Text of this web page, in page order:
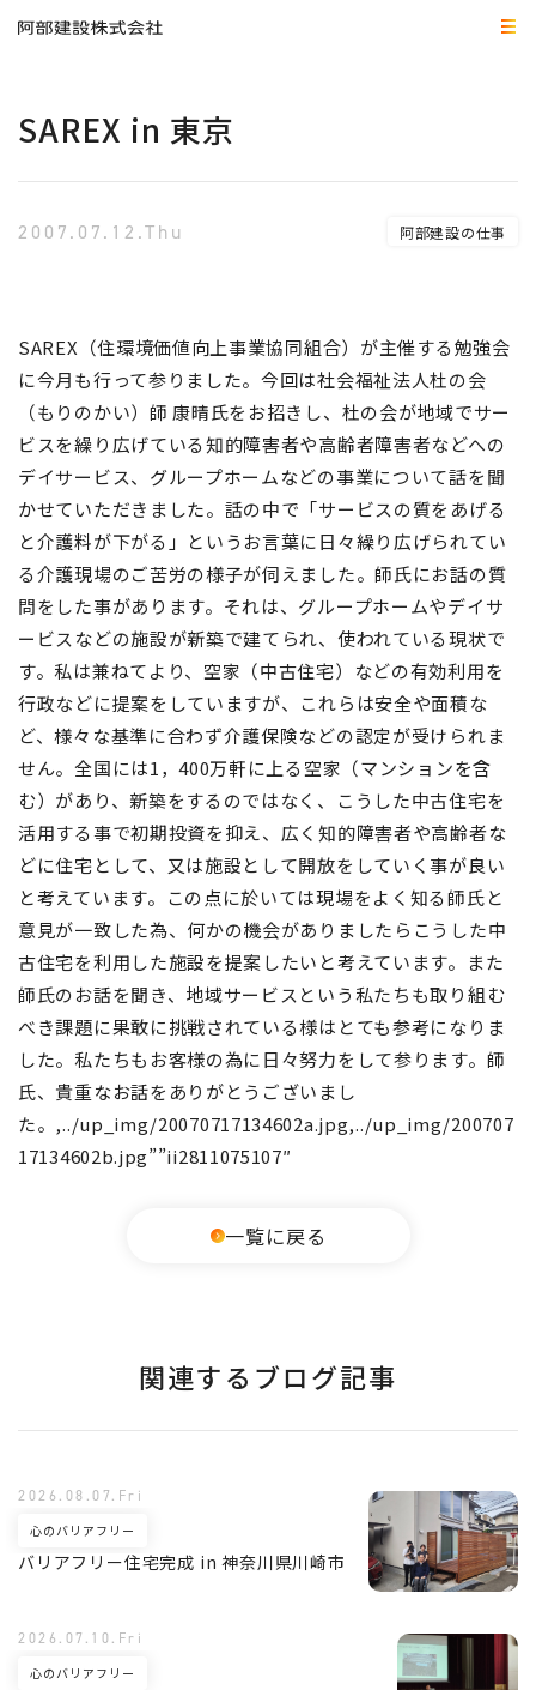
SAREX in 東京
2007.07.12.Thu 阿部建設の仕事
SAREX（住環境価値向上事業協同組合）が主催する勉強会
に今月も行って参りました。今回は社会福祉法人杜の会
（もりのかい）師 康晴氏をお招きし、杜の会が地域でサー
ビスを繰り広げている知的障害者や高齢者障害者などへの
デイサービス、グループホームなどの事業について話を聞
かせていただきました。話の中で「サービスの質をあげる
と介護料が下がる」というお言葉に日々繰り広げられてい
る介護現場のご苦労の様子が伺えました。師氏にお話の質
問をした事があります。それは、グループホームやデイサ
ービスなどの施設が新築で建てられ、使われている現状で
す。私は兼ねてより、空家（中古住宅）などの有効利用を
行政などに提案をしていますが、これらは安全や面積な
ど、様々な基準に合わず介護保険などの認定が受けられま
せん。全国には1，400万軒に上る空家（マンションを含
む）があり、新築をするのではなく、こうした中古住宅を
活用する事で初期投資を抑え、広く知的障害者や高齢者な
どに住宅として、又は施設として開放をしていく事が良い
と考えています。この点に於いては現場をよく知る師氏と
意見が一致した為、何かの機会がありましたらこうした中
古住宅を利用した施設を提案したいと考えています。また
師氏のお話を聞き、地域サービスという私たちも取り組む
べき課題に果敢に挑戦されている様はとても参考になりま
した。私たちもお客様の為に日々努力をして参ります。師
氏、貴重なお話をありがとうございまし
た。,../up_img/20070717134602a.jpg,../up_img/200707
17134602b.jpg””ii2811075107″
一覧に戻る
関連するブログ記事
バリアフリー住宅完成 in 神奈川県川崎市
心のバリアフリー
2026.08.07.Fri
心のバリアフリー
2026.07.10.Fri